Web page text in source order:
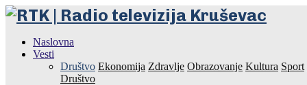
Naslovna
Vesti
Društvo Ekonomija Zdravlje Obrazovanje Kultura Sport
Društvo